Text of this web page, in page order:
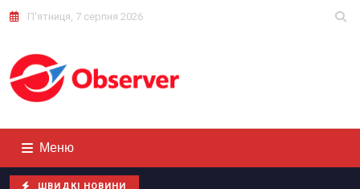
П'ятниця, 7 серпня 2026
Меню
ШВИДКІ НОВИНИ